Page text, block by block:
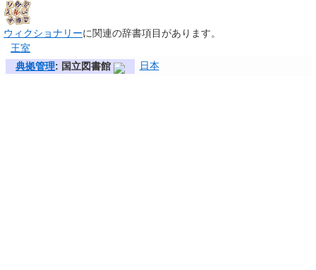
ウィクショナリーに関連の辞書項目があります。
王室
典拠管理: 国立図書館 日本